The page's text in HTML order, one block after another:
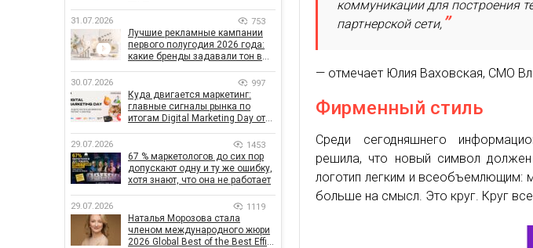
коммуникации для построения
партнерской сети,
— отмечает Юлия Ваховская, СМО
Фирменный стиль
Среди сегодняшнего
решила, что новый символ
логотип легким и всеобъемлющим:
больше на смысл. Это круг. Круг
31.07.2026 753
Лучшие рекламные кампании
первого полугодия 2026 года:
какие бренды задавали тон в
30.07.2026 997
Куда двигается маркетинг:
главные сигналы рынка по
итогам Digital Marketing Day от
29.07.2026 1453
67 % маркетологов до сих пор
допускают одну и ту же ошибку,
хотя знают, что она не работает
29.07.2026 1119
Наталья Морозова стала
членом международного жюри
2026 Global Best of the Best Effie